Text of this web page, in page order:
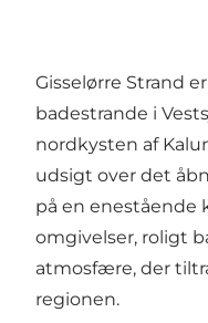
Gisselørre Strand
badestrande i
nordkysten af
udsigt over det
på en enestående
omgivelser, roligt
atmosfære, der
regionen.